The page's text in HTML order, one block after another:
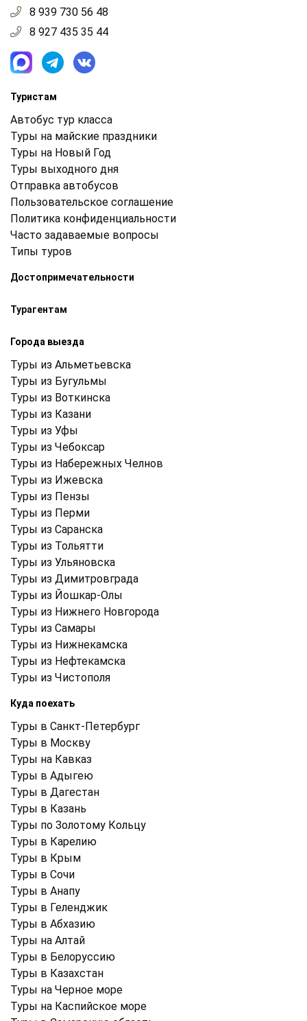
8 939 730 56 48
8 927 435 35 44
Туристам
Автобус тур класса
Туры на майские праздники
Туры на Новый Год
Туры выходного дня
Отправка автобусов
Пользовательское соглашение
Политика конфиденциальности
Часто задаваемые вопросы
Типы туров
Достопримечательности
Турагентам
Города выезда
Туры из Альметьевска
Туры из Бугульмы
Туры из Воткинска
Туры из Казани
Туры из Уфы
Туры из Чебоксар
Туры из Набережных Челнов
Туры из Ижевска
Туры из Пензы
Туры из Перми
Туры из Саранска
Туры из Тольятти
Туры из Ульяновска
Туры из Димитровграда
Туры из Йошкар-Олы
Туры из Нижнего Новгорода
Туры из Самары
Туры из Нижнекамска
Туры из Нефтекамска
Туры из Чистополя
Куда поехать
Туры в Санкт-Петербург
Туры в Москву
Туры на Кавказ
Туры в Адыгею
Туры в Дагестан
Туры в Казань
Туры по Золотому Кольцу
Туры в Карелию
Туры в Крым
Туры в Cочи
Туры в Анапу
Туры в Геленджик
Туры в Абхазию
Туры на Алтай
Туры в Белоруссию
Туры в Казахстан
Туры на Черное море
Туры на Каспийское море